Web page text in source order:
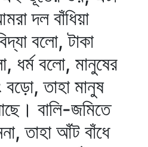
দল বাঁধিয়া
বলো, টাকা
ধর্ম বলো, মানুষের
বড়ো, তাহা মানুষ
বালি-জমিতে
তাহা আঁট বাঁধে